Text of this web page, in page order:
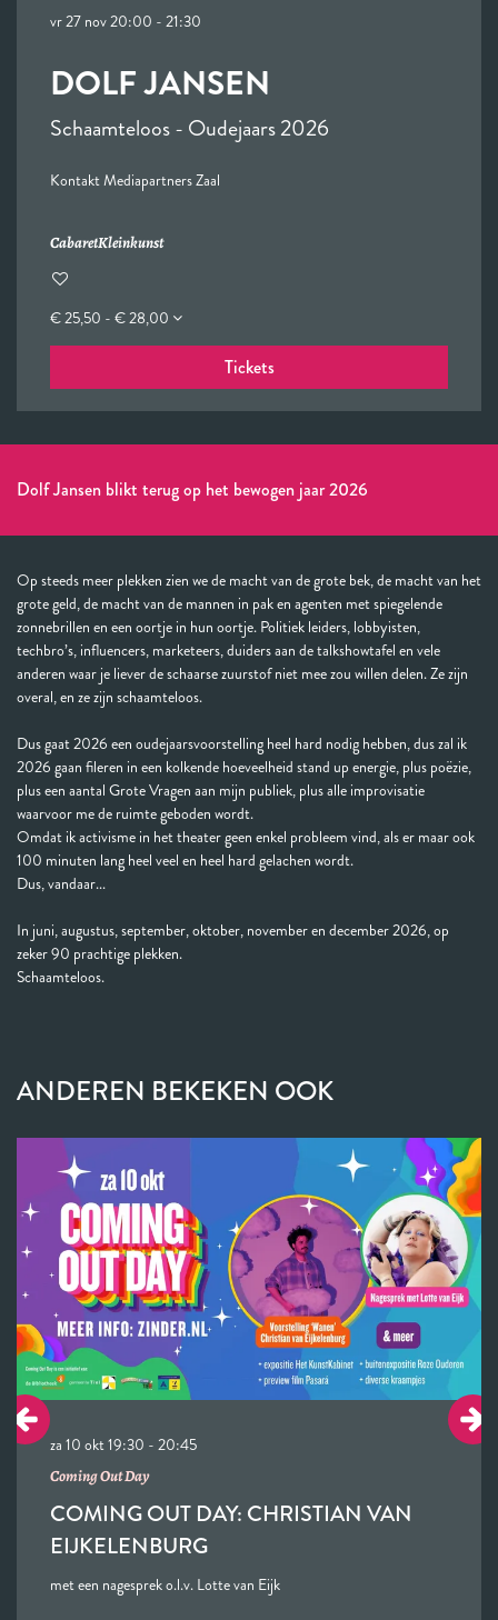
DOLF JANSEN
Schaamteloos - Oudejaars 2026
vr 27 nov20:00 - 21:30
Kontakt Mediapartners Zaal
CabaretKleinkunst
€ 25,50 - € 28,00
Tickets
Dolf Jansen blikt terug op het bewogen jaar 2026
Op steeds meer plekken zien we de macht van de grote bek, de macht van het
grote geld, de macht van de mannen in pak en agenten met spiegelende
zonnebrillen en een oortje in hun oortje. Politiek leiders, lobbyisten,
techbro’s, influencers, marketeers, duiders aan de talkshowtafel en vele
anderen waar je liever de schaarse zuurstof niet mee zou willen delen. Ze zijn
overal, en ze zijn schaamteloos.
Dus gaat 2026 een oudejaarsvoorstelling heel hard nodig hebben, dus zal ik
2026 gaan fileren in een kolkende hoeveelheid stand up energie, plus poëzie,
plus een aantal Grote Vragen aan mijn publiek, plus alle improvisatie
waarvoor me de ruimte geboden wordt.
Omdat ik activisme in het theater geen enkel probleem vind, als er maar ook
100 minuten lang heel veel en heel hard gelachen wordt.
Dus, vandaar...
In juni, augustus, september, oktober, november en december 2026, op
zeker 90 prachtige plekken.
Schaamteloos.
ANDEREN BEKEKEN OOK
COMING OUT DAY: CHRISTIAN VAN
EIJKELENBURG
met een nagesprek o.l.v. Lotte van Eijk
Coming Out Day
za 10 okt19:30 - 20:45